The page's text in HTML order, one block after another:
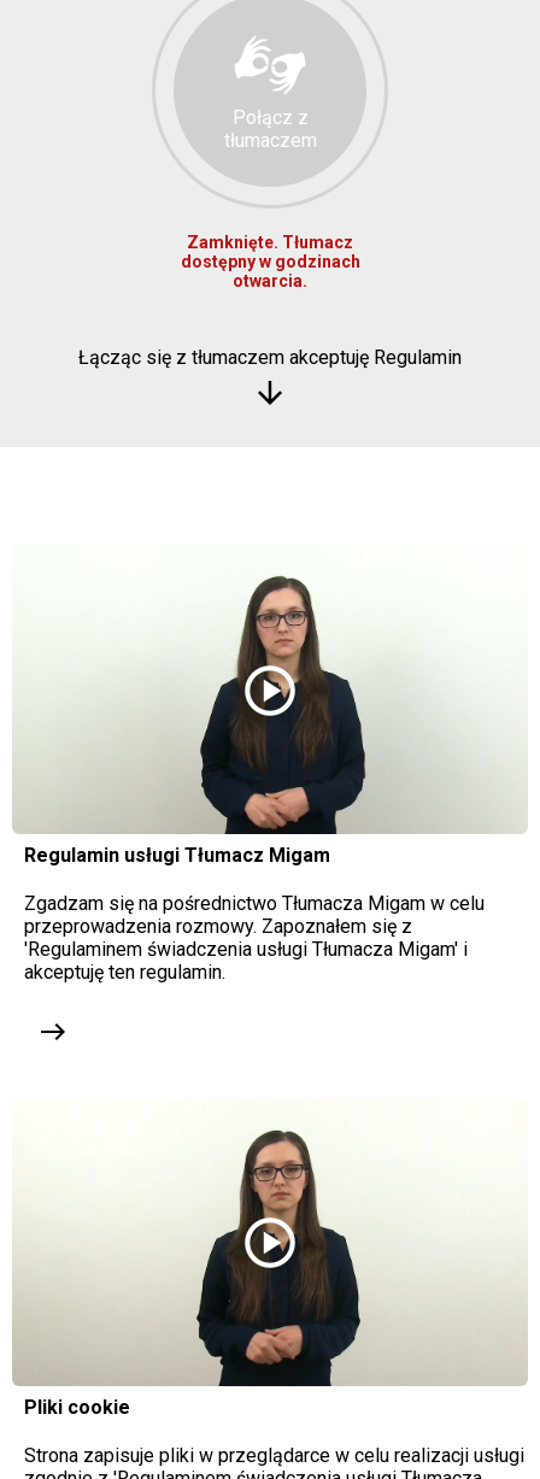
Połącz z
tłumaczem
Zamknięte. Tłumacz
dostępny w godzinach
otwarcia.
Łącząc się z tłumaczem akceptuję Regulamin
arrow_downward
play_circle
Regulamin usługi Tłumacz Migam
Zgadzam się na pośrednictwo Tłumacza Migam w celu
przeprowadzenia rozmowy. Zapoznałem się z
'Regulaminem świadczenia usługi Tłumacza Migam' i
akceptuję ten regulamin.
east
play_circle
Pliki cookie
Strona zapisuje pliki w przeglądarce w celu realizacji usługi